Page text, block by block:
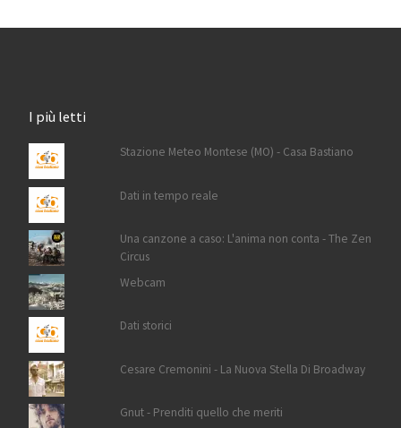
I più letti
Stazione Meteo Montese (MO) - Casa Bastiano
Dati in tempo reale
Una canzone a caso: L'anima non conta - The Zen
Circus
Webcam
Dati storici
Cesare Cremonini - La Nuova Stella Di Broadway
Gnut - Prenditi quello che meriti